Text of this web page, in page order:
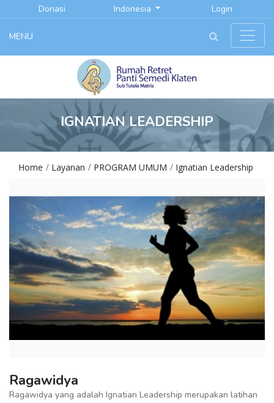
Donasi Indonesia Login
MENU
IGNATIAN LEADERSHIP
Home Layanan PROGRAM UMUM Ignatian Leadership
Ragawidya
Ragawidya yang adalah Ignatian Leadership merupakan latihan